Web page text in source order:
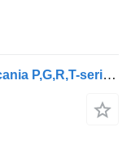
Корпус КПП 1516707 для тягача Scania P,G,R,T-series (2004-2017)